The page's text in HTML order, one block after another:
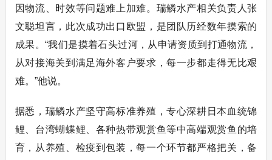
因物流、时效等问题难上加难。瑞鳞水产相关负责人张
文聪坦言，此次成功出口欧盟，是团队历经数年摸索的
成果。“我们是摸着石头过河，从申请资质到打通物流，
从对接海关到满足海外客户要求，每一步都走得无比艰
难。”他说。
据悉，瑞鳞水产坚守高标准养殖，专心深耕日本血统锦
鲤、台湾蝴蝶鲤、各种热带观赏鱼等中高端观赏鱼的培
育，从养殖、检疫到包装，每一个环节都严格把关，备